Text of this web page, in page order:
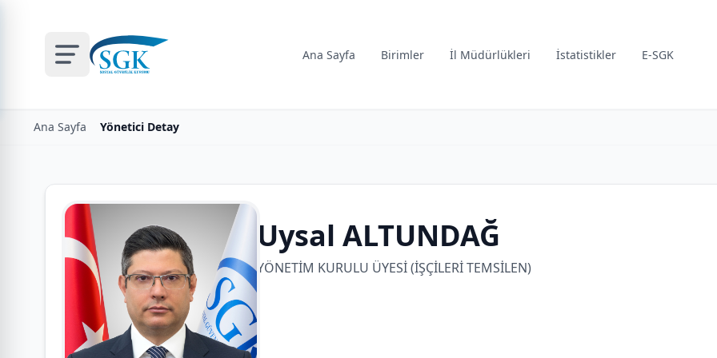
Ana Sayfa Birimler İl Müdürlükleri İstatistikler E-SGK
Ana Sayfa Yönetici Detay
Uysal ALTUNDAĞ
YÖNETİM KURULU ÜYESİ (İŞÇİLERİ TEMSİLEN)